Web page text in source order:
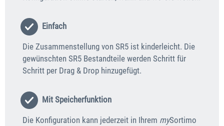
Einfach
Die Zusammenstellung von SR5 ist kinderleicht. Die
gewünschten SR5 Bestandteile werden Schritt für
Schritt per Drag & Drop hinzugefügt.
Mit Speicherfunktion
Die Konfiguration kann jederzeit in Ihrem mySortimo